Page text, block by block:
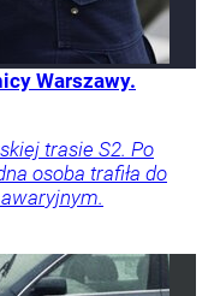
Warszawy.
trasie S2. Po
osoba trafiła do